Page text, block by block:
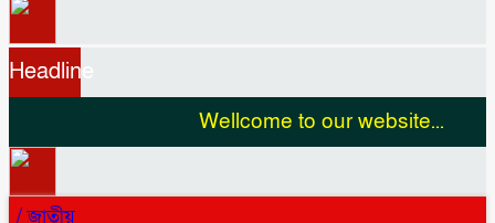
Headline
Wellcome to our website...
/জাতীয়